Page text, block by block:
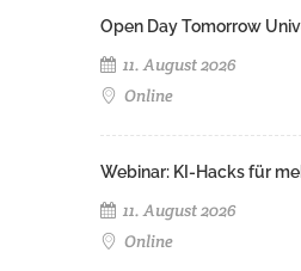
Open Day Tomorrow
11. August 2026
Online
Webinar: KI-Hacks für
11. August 2026
Online